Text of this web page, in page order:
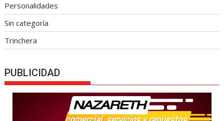
Personalidades
Sin categoría
Trinchera
PUBLICIDAD